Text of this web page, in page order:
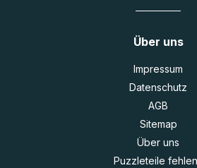
Über uns
Impressum
Datenschutz
AGB
Sitemap
Über uns
Puzzleteile